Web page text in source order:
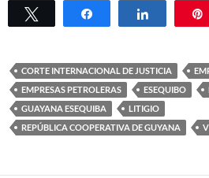
Twittear Compartir Compartir
CORTE INTERNACIONAL DE JUSTICIA
EMPRESAS PETROLERAS
ESEQUIBO
GUAYANA ESEQUIBA
LITIGIO
REPÚBLICA COOPERATIVA DE GUYANA